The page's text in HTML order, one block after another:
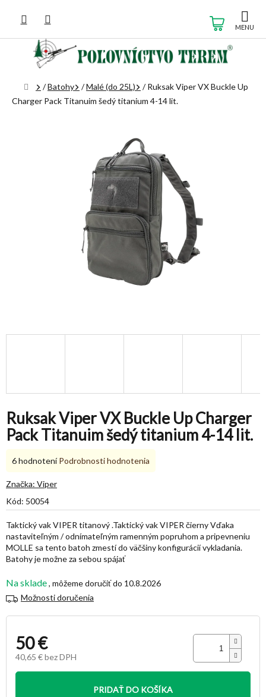
obsah
KOŠÍK
Domov
/Batohy /Malé (do 25L) / Ruksak Viper VX Buckle Up
Charger Pack Titanuim šedý titanium 4-14 lit.
Ruksak Viper VX Buckle Up Charger
Pack Titanuim šedý titanium 4-14 lit.
Kód: 50054
Na sklade
10.8.2026
Možnosti doručenia
50 €
40,65 € bez DPH
Jednotková
PRIDAŤ DO KOŠÍKA
Taktický vak VIPER titanový .Taktický vak VIPER čierny Vďaka
nastaviteľným / odnímateľným ramenným popruhom a pripevneniu
MOLLE sa tento batoh zmestí do väčšiny konfigurácií vykladania.
Batohy je možne za sebou spájať
Priemerné
produktu
5,0
5
hviezdičiek.
6 hodnotení Podrobnosti hodnotenia
Značka: Viper